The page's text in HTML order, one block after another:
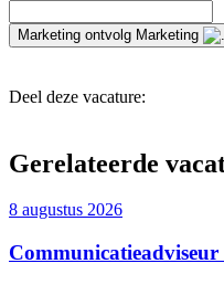
Marketing ontvolg Marketing
Deel deze vacature:
Gerelateerde
8 augustus 2026